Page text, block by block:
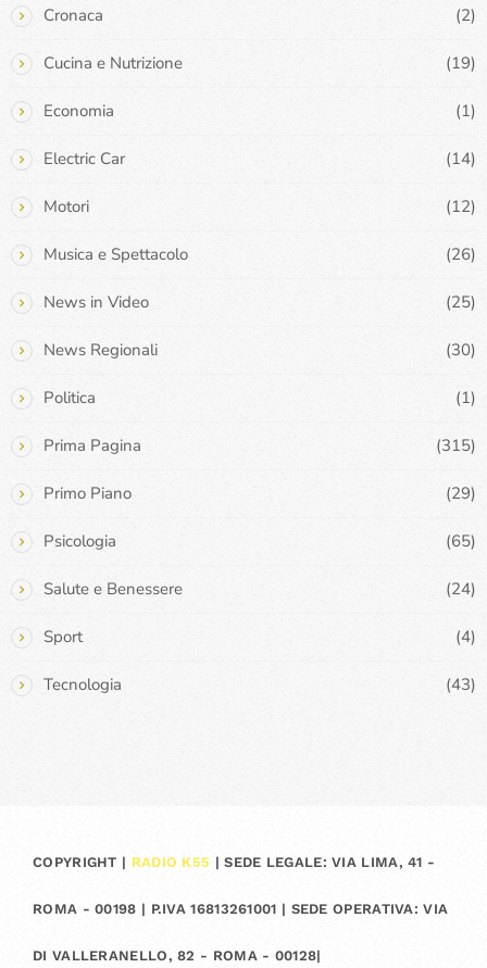
Cronaca (2)
Cucina e Nutrizione (19)
Economia (1)
Electric Car (14)
Motori (12)
Musica e Spettacolo (26)
News in Video (25)
News Regionali (30)
Politica (1)
Prima Pagina (315)
Primo Piano (29)
Psicologia (65)
Salute e Benessere (24)
Sport (4)
Tecnologia (43)
COPYRIGHT | RADIO K55 | SEDE LEGALE: VIA LIMA, 41 -
ROMA - 00198 | P.IVA 16813261001 | SEDE OPERATIVA: VIA
DI VALLERANELLO, 82 - ROMA - 00128|